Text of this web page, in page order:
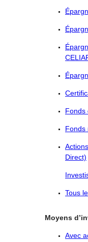
Fonds
Fonds
Direct)
Tous
Moyens
Avec